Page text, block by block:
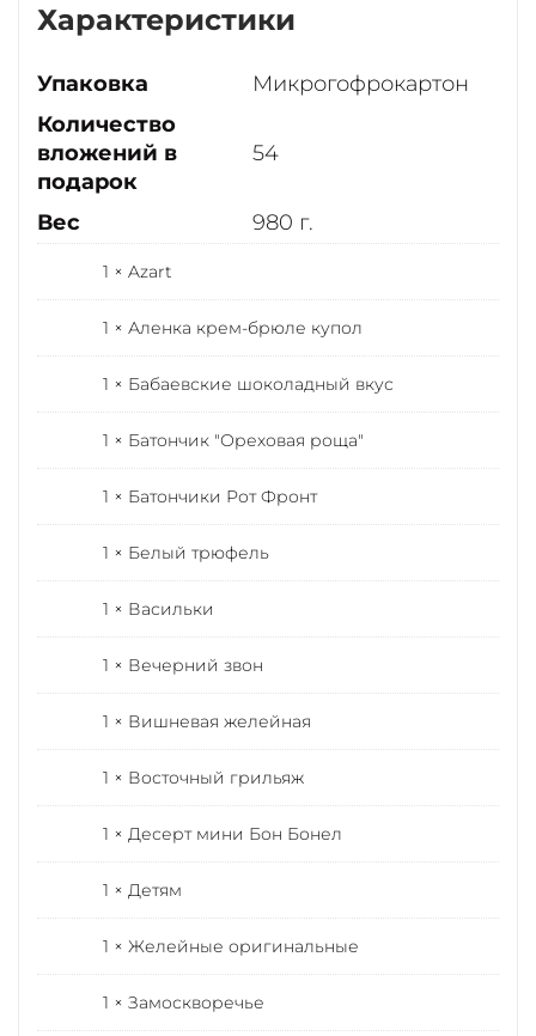
Характеристики
Упаковка
Микрогофрокартон
Количество
вложений в
подарок
54
Вес 980 г.
1 × Azart
1 × Аленка крем-брюле купол
1 × Бабаевские шоколадный вкус
1 × Батончик "Ореховая роща"
1 × Батончики Рот Фронт
1 × Белый трюфель
1 × Васильки
1 × Вечерний звон
1 × Вишневая желейная
1 × Восточный грильяж
1 × Десерт мини Бон Бонел
1 × Детям
1 × Желейные оригинальные
1 × Замоскворечье